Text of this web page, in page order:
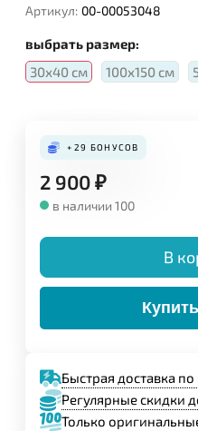
Артикул: 00-00053048
выбрать размер:
30х40 см
100х150 см
+29 БОНУСОВ
2 900₽
в наличии 100
В
Быстрая доставка по
Регулярные скидки
Только